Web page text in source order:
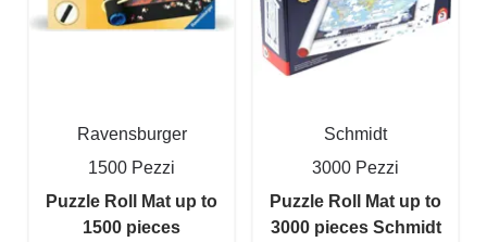
Ravensburger
1500 Pezzi
Puzzle Roll Mat up to
1500 pieces
Schmidt
3000 Pezzi
Puzzle Roll Mat up to
3000 pieces Schmidt